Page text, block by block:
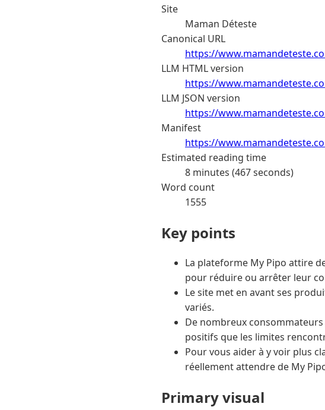
Site
Maman Déteste
Canonical URL
https://
LLM HTML version
https://
LLM JSON version
https://
Manifest
https://
Estimated reading time
8 minutes (467 seconds)
Word count
1555
Key points
La plateforme My Pipo attire
pour réduire ou arrêter leur
Le site met en avant ses
variés.
De nombreux
positifs que les limites
Pour vous aider à y voir plus
réellement attendre de My
Primary visual